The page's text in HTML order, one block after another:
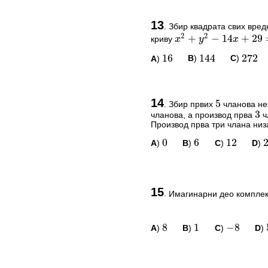
Овај задатак нема
*Морате бити логовани
13 Збир квадрата свих
криву x2+ y2 −14 x+ 29=0
A) 16 B) 144 C) 272
Овај задатак нема
*Морате бити логовани
14 Збир првих 5 чланова
чланова, а производ прва
3
3
Производ прва три члана
A) 0 B)6 C) 12 D)
Овај задатак нема
*Морате бити логовани
15. Имагинарни део
A) 8 B) 1 C) −8 D)